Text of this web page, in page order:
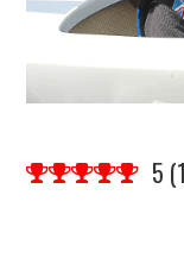
5 (1